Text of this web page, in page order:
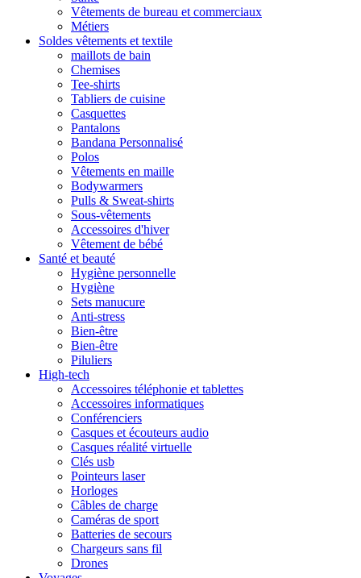
Vêtements de bureau et commerciaux
Métiers
Soldes vêtements et textile
maillots de bain
Chemises
Tee-shirts
Tabliers de cuisine
Casquettes
Pantalons
Bandana Personnalisé
Polos
Vêtements en maille
Bodywarmers
Pulls & Sweat-shirts
Sous-vêtements
Accessoires d'hiver
Vêtement de bébé
Santé et beauté
Hygiène personnelle
Hygiène
Sets manucure
Anti-stress
Bien-être
Bien-être
Piluliers
High-tech
Accessoires téléphonie et tablettes
Accessoires informatiques
Conférenciers
Casques et écouteurs audio
Casques réalité virtuelle
Clés usb
Pointeurs laser
Horloges
Câbles de charge
Caméras de sport
Batteries de secours
Chargeurs sans fil
Drones